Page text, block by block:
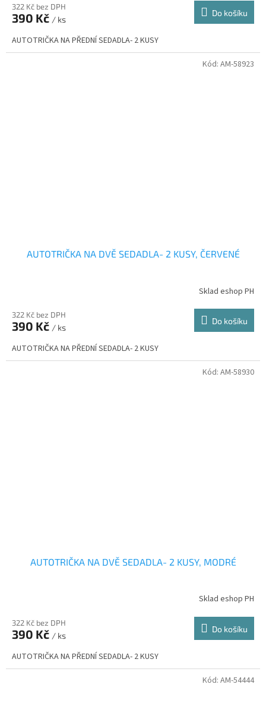
322 Kč bez DPH
390 Kč / ks
Do košíku
AUTOTRIČKA NA PŘEDNÍ SEDADLA- 2 KUSY
AUTOTRIČKA NA DVĚ SEDADLA- 2 KUSY, ČERVENÉ
Sklad eshop PH
322 Kč bez DPH
390 Kč / ks
Do košíku
AUTOTRIČKA NA PŘEDNÍ SEDADLA- 2 KUSY
Kód: AM-58923
AUTOTRIČKA NA DVĚ SEDADLA- 2 KUSY, MODRÉ
Sklad eshop PH
322 Kč bez DPH
390 Kč / ks
Do košíku
AUTOTRIČKA NA PŘEDNÍ SEDADLA- 2 KUSY
Kód: AM-58930
Kód: AM-54444